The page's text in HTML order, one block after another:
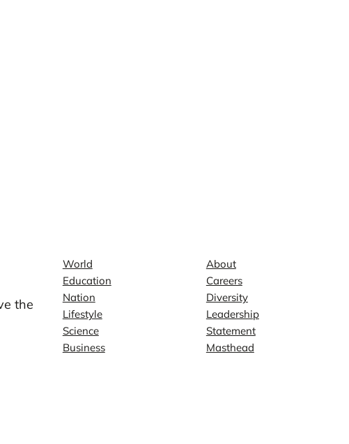
the
World
Education
Nation
Lifestyle
Science
Business
About
Careers
Diversity
Leadership
Statement
Masthead